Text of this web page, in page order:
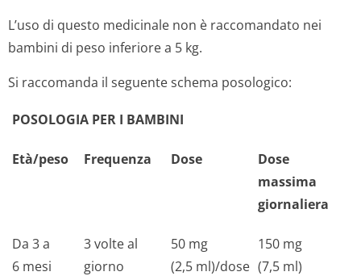
L’uso di questo medicinale non è raccomandato nei
bambini di peso inferiore a 5 kg.
Si raccomanda il seguente schema posologico:
POSOLOGIA PER I BAMBINI
Età/peso Frequenza Dose
Dose
massima
giornaliera
Da 3 a
6 mesi
3 volte al
giorno
50 mg
(2,5 ml)/dose
150 mg
(7,5 ml)